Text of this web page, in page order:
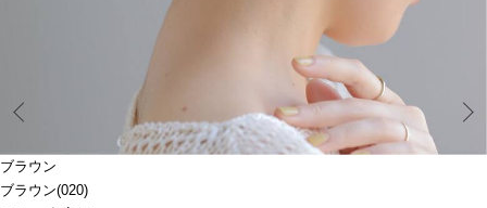
ブラウン
ブラウン(020)